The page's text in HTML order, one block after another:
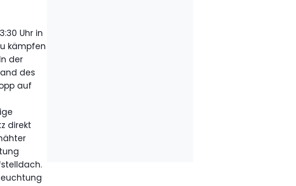
Uhr in
kämpfen
der
des
auf
direkt